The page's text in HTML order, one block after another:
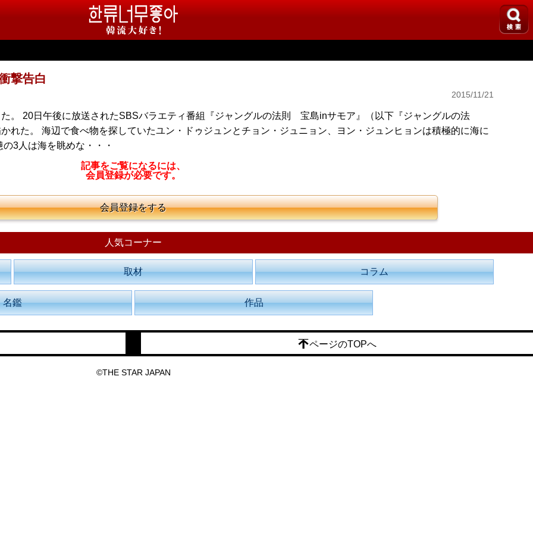
撃告白
2015/11/21
。 20日午後に放送されたSBSバラエティ番組『ジャングルの法則 宝島inサモア』（以下『ジャングルの法
れた。 海辺で食べ物を探していたユン・ドゥジュンとチョン・ジュニョン、ヨン・ジュンヒョンは積極的に海に
3人は海を眺めな・・・
記事をご覧になるには、
会員登録が必要です。
会員登録をする
人気コーナー
取材 コラム
名鑑 作品
ページのTOPへ
©THE STAR JAPAN